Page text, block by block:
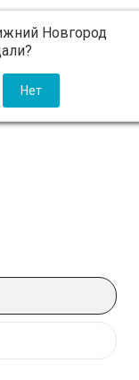
Новгород
₽ (от 5 000 ₽